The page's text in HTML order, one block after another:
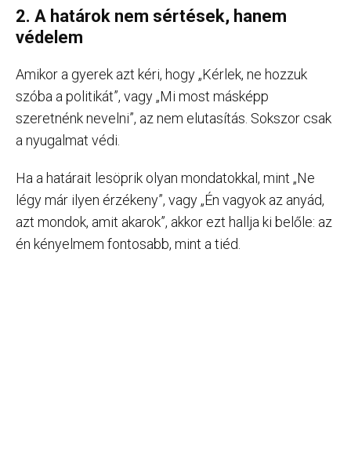
2. A határok nem sértések, hanem
védelem
Amikor a gyerek azt kéri, hogy „Kérlek, ne hozzuk
szóba a politikát”, vagy „Mi most másképp
szeretnénk nevelni”, az nem elutasítás. Sokszor csak
a nyugalmat védi.
Ha a határait lesöprik olyan mondatokkal, mint „Ne
légy már ilyen érzékeny”, vagy „Én vagyok az anyád,
azt mondok, amit akarok”, akkor ezt hallja ki belőle: az
én kényelmem fontosabb, mint a tiéd.